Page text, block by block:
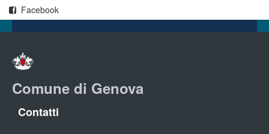
Facebook
Comune di Genova
Contatti